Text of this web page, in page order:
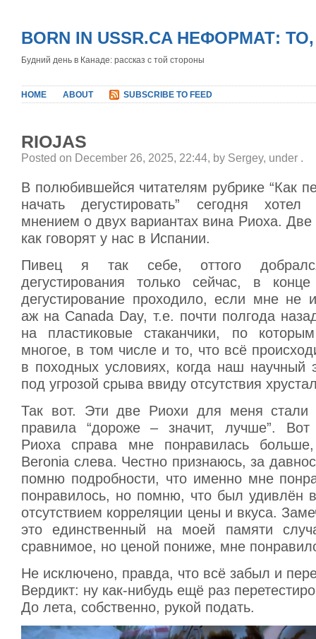
BORN IN USSR.CA НЕФОРМАТ:
Будний день в Канаде: рассказ с той стороны
HOME ABOUT SUBSCRIBE TO FEED
RIOJAS
Posted on December 26, 2025, 22:44, by Sergey, under .
В полюбившейся читателям рубрике “Как
начать дегустировать” сегодня
мнением о двух вариантах вина Риоха.
как говорят у нас в Испании.
Пивец я так себе, оттого
дегустирования только сейчас, в
дегустирование проходило, если мне не
аж на Canada Day, т.е. почти полгода
на пластиковые стаканчики, по
многое, в том числе и то, что всё
в походных условиях, когда наш научный
под угрозой срыва ввиду отсутствия
Так вот. Эти две Риохи для меня стали
правила “дороже – значит, лучше”. Вот
Риоха справа мне понравилась
Beronia слева. Честно признаюсь, за
помню подробности, что именно мне
понравилось, но помню, что был удивлён
отсутствием корреляции цены и вкуса.
это единственный на моей памяти
сравнимое, но ценой пониже, мне
Не исключено, правда, что всё забыл и
Вердикт: ну как-нибудь ещё раз
До лета, собственно, рукой подать.